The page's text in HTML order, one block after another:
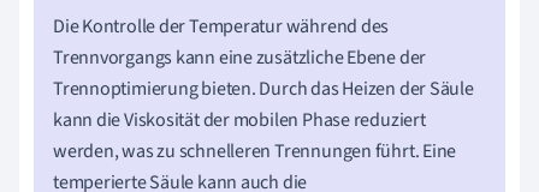
Die Kontrolle der Temperatur während des
Trennvorgangs kann eine zusätzliche Ebene der
Trennoptimierung bieten. Durch das Heizen der Säule
kann die Viskosität der mobilen Phase reduziert
werden, was zu schnelleren Trennungen führt. Eine
temperierte Säule kann auch die